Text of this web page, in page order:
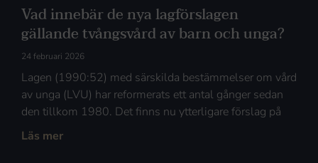
Vad innebär de nya lagförslagen
gällande tvångsvård av barn och unga?
24 februari 2026
Lagen (1990:52) med särskilda bestämmelser om vård
av unga (LVU) har reformerats ett antal gånger sedan
den tillkom 1980. Det finns nu ytterligare förslag på
Läs mer